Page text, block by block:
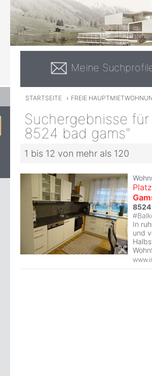
Meine
STARTSEITE › FREIE
Suchergebnisse
8524 bad gams"
1 bis 12 von mehr als 120
8524
#
In
und